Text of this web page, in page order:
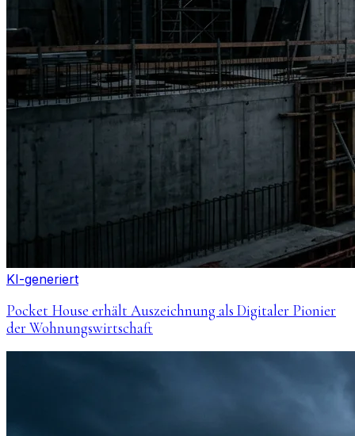
KI-generiert
Pocket House erhält Auszeichnung als Digitaler Pionier
der Wohnungswirtschaft